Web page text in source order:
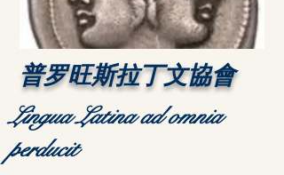
Lingua Latina ad omnia
perducit
普罗旺斯拉丁文協會